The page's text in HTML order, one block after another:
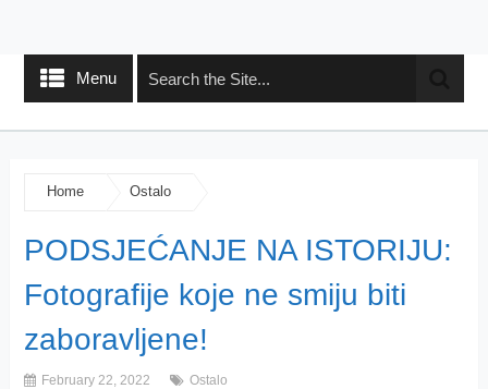
Menu
Home Ostalo
PODSJEĆANJE NA ISTORIJU:
Fotografije koje ne smiju biti
zaboravljene!
February 22, 2022 Ostalo